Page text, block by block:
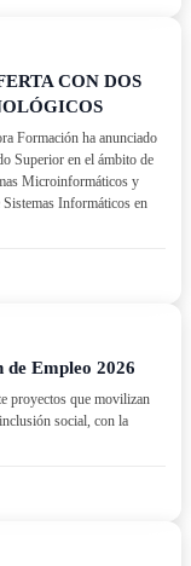
CON DOS
Formación ha anunciado
Superior en el ámbito de
Microinformáticos y
Informáticos en
Empleo 2026
proyectos que movilizan
social, con la